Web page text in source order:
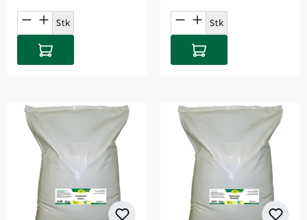
Produkt Anzahl: Gib den gewünschten
Stk
In den Warenkorb
Produkt Anzahl:
Stk
In den Warenkorb